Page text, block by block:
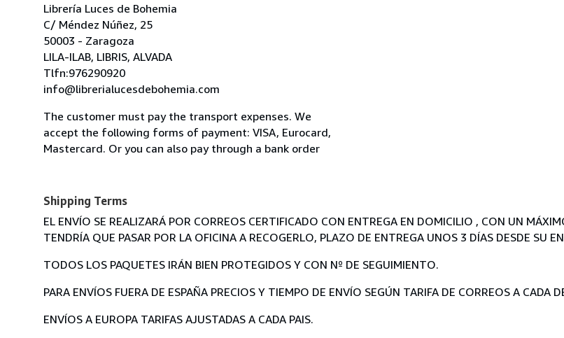
Librería Luces de Bohemia
C/ Méndez Núñez, 25
50003 - Zaragoza
LILA-ILAB, LIBRIS, ALVADA
Tlfn:976290920
info@librerialucesdebohemia.com
The customer must pay the transport expenses. We
accept the following forms of payment: VISA, Eurocard,
Mastercard. Or you can also pay through a bank order
Shipping Terms
EL ENVÍO SE REALIZARÁ POR CORREOS CERTIFICADO CON ENTREGA EN DOMICILIO , CON UN
TENDRÍA QUE PASAR POR LA OFICINA A RECOGERLO, PLAZO DE ENTREGA UNOS 3 DÍAS DESDE SU
TODOS LOS PAQUETES IRÁN BIEN PROTEGIDOS Y CON Nº DE SEGUIMIENTO.
PARA ENVÍOS FUERA DE ESPAÑA PRECIOS Y TIEMPO DE ENVÍO SEGÚN TARIFA DE CORREOS A CADA
ENVÍOS A EUROPA TARIFAS AJUSTADAS A CADA PAIS.